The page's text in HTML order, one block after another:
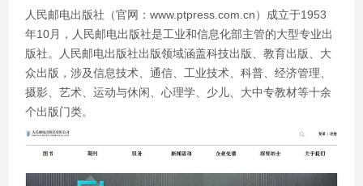
人民邮电出版社（官网：www.ptpress.com.cn）成立于1953
年10月，人民邮电出版社是工业和信息化部主管的大型专业出
版社。人民邮电出版社出版领域涵盖科技出版、教育出版、大
众出版，涉及信息技术、通信、工业技术、科普、经济管理、
摄影、艺术、运动与休闲、心理学、少儿、大中专教材等十余
个出版门类。